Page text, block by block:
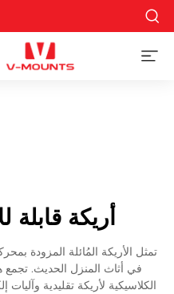
أريكة قابلة
تمثل الأريكة المُائلة المزودة
في أثاث المنزل الحديث. تجمع
الكلاسيكية لأريكة تقليدية